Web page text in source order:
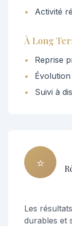
•
Activité
À Long
•
Reprise
•
•
Suivi à
⭐
Les
durables et